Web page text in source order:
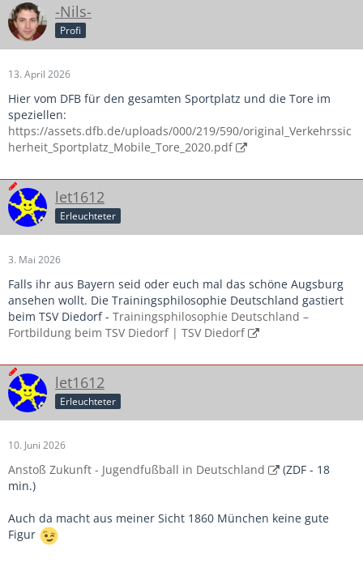
-Nils-
Profi
13. April 2026
Hier vom DFB für den gesamten Sportplatz und die Tore im
speziellen:
https://assets.dfb.de/uploads/000/219/590/original_Verkehrssic
herheit_Sportplatz_Mobile_Tore_2020.pdf
let1612
Erleuchteter
3. Mai 2026
Falls ihr aus Bayern seid oder euch mal das schöne Augsburg
ansehen wollt. Die Trainingsphilosophie Deutschland gastiert
beim TSV Diedorf - Trainingsphilosophie Deutschland –
Fortbildung beim TSV Diedorf | TSV Diedorf
let1612
Erleuchteter
10. Juni 2026
Anstoß Zukunft - Jugendfußball in Deutschland
(ZDF - 18
min.)
Auch da macht aus meiner Sicht 1860 München keine gute
Figur